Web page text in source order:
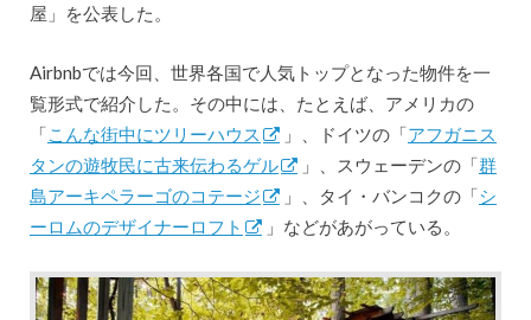
屋」を公表した。
Airbnbでは今回、世界各国で人気トップとなった物件を一
覧形式で紹介した。その中には、たとえば、アメリカの
「こんな街中にツリーハウス 」、ドイツの「アフガニス
タンの遊牧民に古来伝わるゲル
」、スウェーデンの「群
島アーキペラーゴのコテージ
」、タイ・バンコクの「シ
ーロムのデザイナーロフト
」などがあがっている。